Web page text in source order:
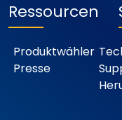
Ressourcen
Produktwähler
Presse